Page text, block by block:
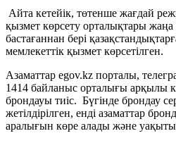
Айта кетейік, төтенше жағдай
қызмет көрсету орталықтары
бастағаннан бері
мемлекеттік қызмет көрсетілген.
Азаматтар egov.kz порталы,
1414 байланыс орталығы арқылы
брондауы тиіс. Бүгінде брондау
жетілдірілген, енді азаматтар
аралығын көре алады және